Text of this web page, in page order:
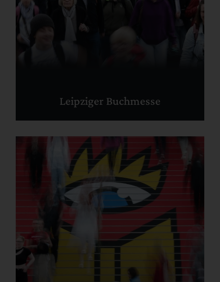
Leipziger Buchmesse